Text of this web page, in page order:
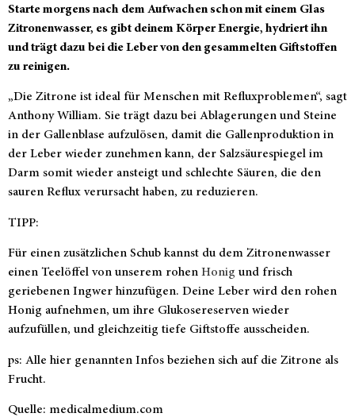
Starte morgens nach dem Aufwachen schon mit einem Glas
Zitronenwasser, es gibt deinem Körper Energie, hydriert ihn
und trägt dazu bei die Leber von den gesammelten Giftstoffen
zu reinigen.
„Die Zitrone ist ideal für Menschen mit Refluxproblemen“, sagt
Anthony William. Sie trägt dazu bei Ablagerungen und Steine
in der Gallenblase aufzulösen, damit die Gallenproduktion in
der Leber wieder zunehmen kann, der Salzsäurespiegel im
Darm somit wieder ansteigt und schlechte Säuren, die den
sauren Reflux verursacht haben, zu reduzieren.
TIPP:
Für einen zusätzlichen Schub kannst du dem Zitronenwasser
einen Teelöffel von unserem rohen Honig und frisch
geriebenen Ingwer hinzufügen. Deine Leber wird den rohen
Honig aufnehmen, um ihre Glukosereserven wieder
aufzufüllen, und gleichzeitig tiefe Giftstoffe ausscheiden.
ps: Alle hier genannten Infos beziehen sich auf die Zitrone als
Frucht.
Quelle: medicalmedium.com